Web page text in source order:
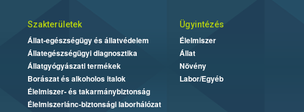
Szakterületek
Állat-egészségügy és állatvédelem
Állategészségügyi diagnosztika
Állatgyógyászati termékek
Borászat és alkoholos italok
Élelmiszer- és takarmánybiztonság
Élelmiszerlánc-biztonsági laborhálózat
Ügyintézés
Élelmiszer
Állat
Növény
Labor/Egyéb